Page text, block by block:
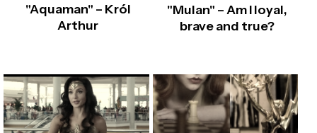
"Aquaman" – Król
Arthur
"Mulan" – Am I loyal,
brave and true?